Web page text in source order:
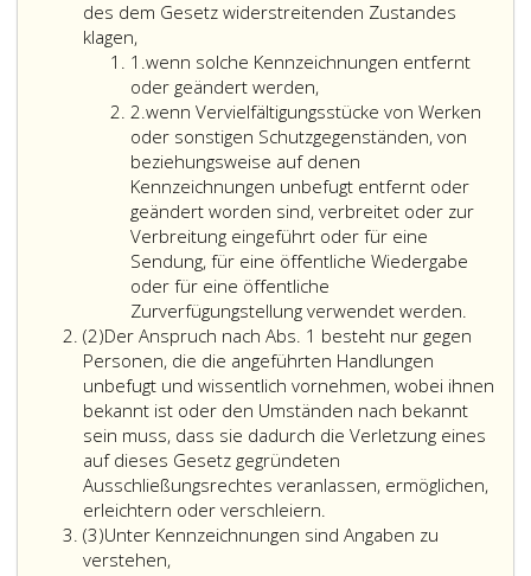
des dem Gesetz widerstreitenden Zustandes
klagen,
1.Ziffer
eins
wenn solche Kennzeichnungen entfernt
oder geändert werden,
2.Ziffer
2
wenn Vervielfältigungsstücke von Werken
oder sonstigen Schutzgegenständen, von
beziehungsweise auf denen
Kennzeichnungen unbefugt entfernt oder
geändert worden sind, verbreitet oder zur
Verbreitung eingeführt oder für eine
Sendung, für eine öffentliche Wiedergabe
oder für eine öffentliche
Zurverfügungstellung verwendet werden.
(2)Absatz
2
Der Anspruch nach Abs. 1 besteht nur gegen
Personen, die die angeführten Handlungen
unbefugt und wissentlich vornehmen, wobei ihnen
bekannt ist oder den Umständen nach bekannt
sein muss, dass sie dadurch die Verletzung eines
auf dieses Gesetz gegründeten
Ausschließungsrechtes veranlassen, ermöglichen,
erleichtern oder verschleiern.
Anspruch
(3)Absatz
3
Unter Kennzeichnungen sind Angaben zu
verstehen,